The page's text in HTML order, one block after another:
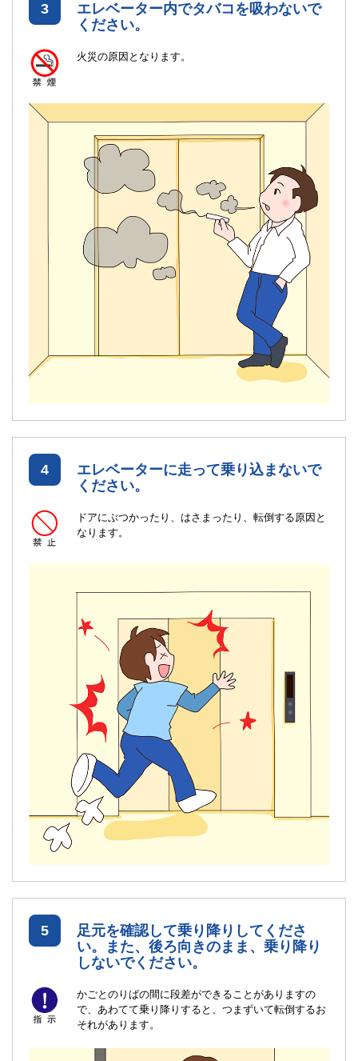
3
エレベーター内でタバコを吸わないで
ください。
火災の原因となります。
4
エレベーターに走って乗り込まないで
ください。
ドアにぶつかったり、はさまったり、転倒する原因と
なります。
5
足元を確認して乗り降りしてくださ
い。また、後ろ向きのまま、乗り降り
しないでください。
かごとのりばの間に段差ができることがありますの
で、あわてて乗り降りすると、つまずいて転倒するお
それがあります。